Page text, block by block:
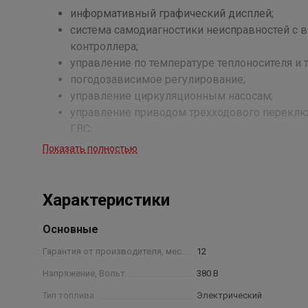
информативный графический дисплей;
система самодиагностики неисправностей
контроллера;
управление по температуре теплоносителя и
погодозависимое регулирование;
управление циркуляционным насосам;
управление приводом трехходового
ГВС;
возможность самостоятельного обновления
GPRS / Wi-Fi или LAN модуля (опция);
дистанционное управление котлом по
возможность подключения внешнего ИБП для
Безопасность
плавная регулировка температуры
системе «теплый пол» без дополнительной
Показать полностью
Характеристики
Основные
Гарантия от производителя, мес. 12
Напряжение, Вольт 380 В
Тип топлива Электрический